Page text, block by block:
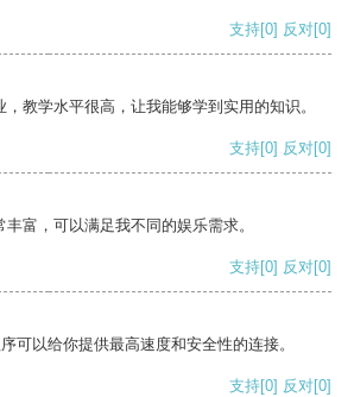
支持[0] 反对[0]
教学水平很高，让我能够学到实用的知识。
支持[0] 反对[0]
富，可以满足我不同的娱乐需求。
支持[0] 反对[0]
可以给你提供最高速度和安全性的连接。
支持[0] 反对[0]